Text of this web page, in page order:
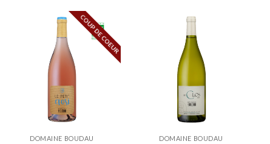
COUP DE COEUR
DOMAINE BOUDAU DOMAINE BOUDAU